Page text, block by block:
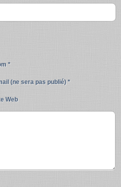
*
(ne sera pas publié) *
Web